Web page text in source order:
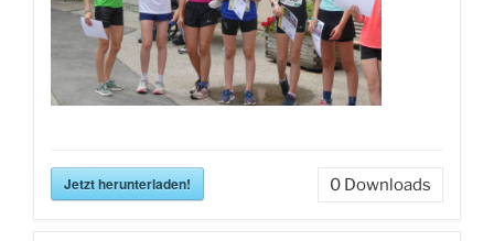
Jetzt herunterladen! 0 Downloads